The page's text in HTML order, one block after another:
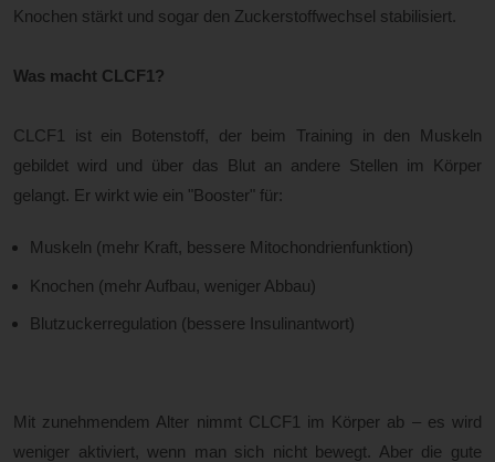
Knochen stärkt und sogar den Zuckerstoffwechsel stabilisiert.
Was macht CLCF1?
CLCF1 ist ein Botenstoff, der beim Training in den Muskeln
gebildet wird und über das Blut an andere Stellen im Körper
gelangt. Er wirkt wie ein "Booster" für:
Muskeln (mehr Kraft, bessere Mitochondrienfunktion)
Knochen (mehr Aufbau, weniger Abbau)
Blutzuckerregulation (bessere Insulinantwort)
Mit zunehmendem Alter nimmt CLCF1 im Körper ab – es wird
weniger aktiviert, wenn man sich nicht bewegt. Aber die gute